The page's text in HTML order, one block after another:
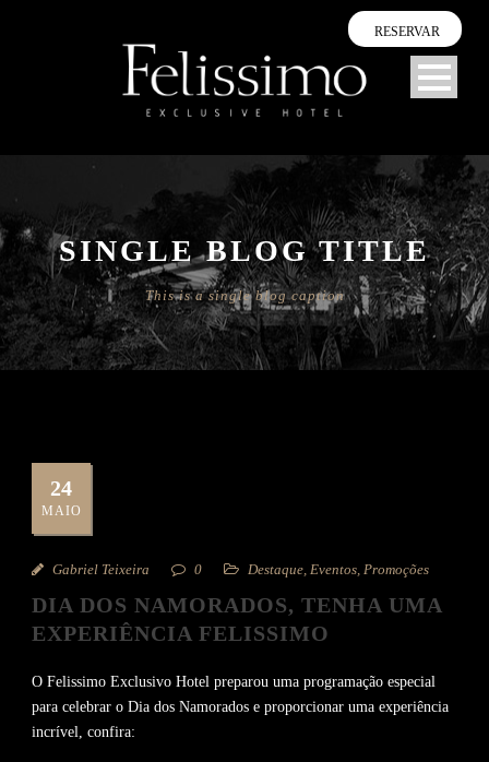
SINGLE BLOG TITLE
This is a single blog caption
24
MAIO
Gabriel Teixeira 0 Destaque, Eventos, Promoções
DIA DOS NAMORADOS, TENHA UMA
EXPERIÊNCIA FELISSIMO
O Felissimo Exclusivo Hotel preparou uma programação especial
para celebrar o Dia dos Namorados e proporcionar uma experiência
incrível, confira:
RESERVAR